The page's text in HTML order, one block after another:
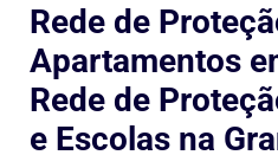
Rede de
Apartamentos
Rede de
e Escolas na